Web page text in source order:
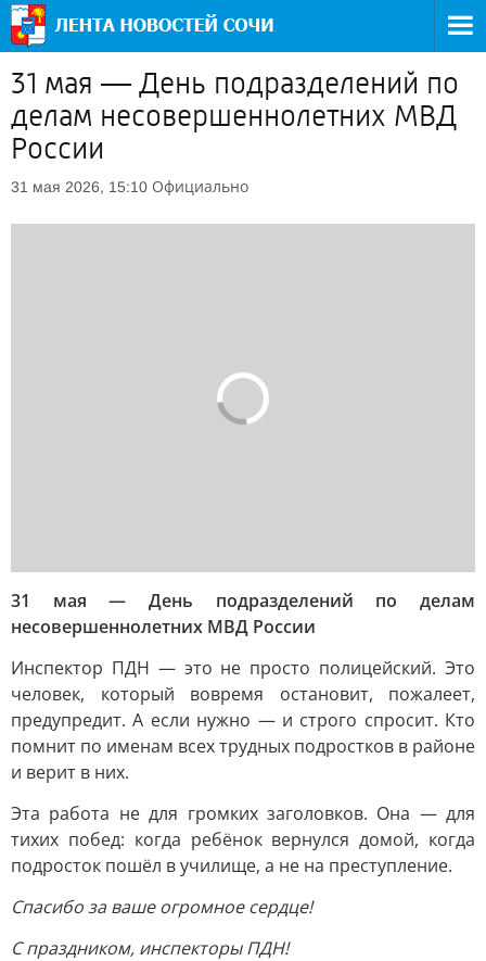
31 мая — День подразделений по
делам несовершеннолетних МВД
России
31 мая 2026, 15:10 Официально
31 мая — День подразделений по делам
несовершеннолетних МВД России
Инспектор ПДН — это не просто полицейский. Это
человек, который вовремя остановит, пожалеет,
предупредит. А если нужно — и строго спросит. Кто
помнит по именам всех трудных подростков в районе
и верит в них.
Эта работа не для громких заголовков. Она — для
тихих побед: когда ребёнок вернулся домой, когда
подросток пошёл в училище, а не на преступление.
Спасибо за ваше огромное сердце!
С праздником, инспекторы ПДН!